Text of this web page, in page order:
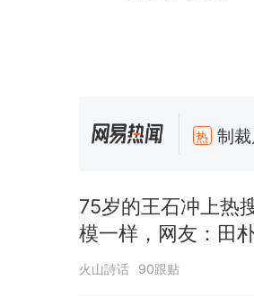
热 制
应
男子上
朵
美国
75岁的王石冲上热
模一样，网友：田
火山詩话 90跟贴